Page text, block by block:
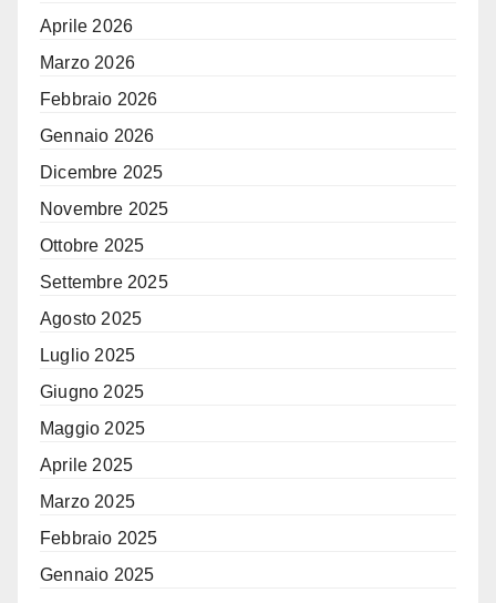
Aprile 2026
Marzo 2026
Febbraio 2026
Gennaio 2026
Dicembre 2025
Novembre 2025
Ottobre 2025
Settembre 2025
Agosto 2025
Luglio 2025
Giugno 2025
Maggio 2025
Aprile 2025
Marzo 2025
Febbraio 2025
Gennaio 2025